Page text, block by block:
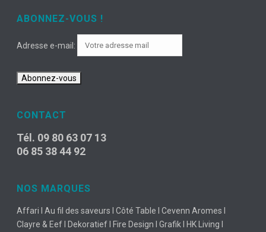
ABONNEZ-VOUS !
Adresse e-mail:
CONTACT
Tél. 09 80 63 07 13
06 85 38 44 92
NOS MARQUES
Affari I Au fil des saveurs I Côté Table I Cevenn Aromes I
Clayre & Eef I Dekoratief I Fire Design I Grafik I HK Living I